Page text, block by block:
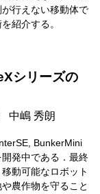
行えない移動体で
紹介する。
シリーズの
嶋 秀朗
BunkerMini
発中である．最終
動可能なロボット
農作物を守ること